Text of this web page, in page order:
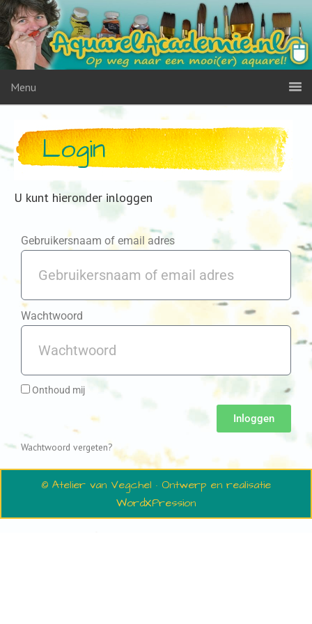
Menu
Login
U kunt hieronder inloggen
Gebruikersnaam of email adres
Wachtwoord
Onthoud mij
Inloggen
Wachtwoord vergeten?
© Atelier van Vegchel · Ontwerp en realisatie
WordXPression